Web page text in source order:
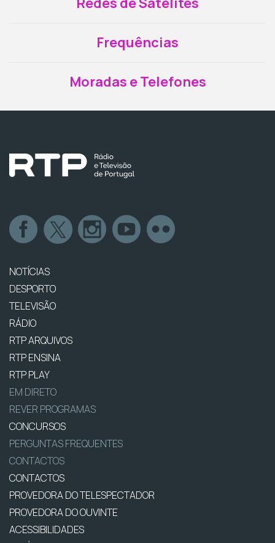
Frequências
Moradas e Telefones
NOTÍCIAS
DESPORTO
TELEVISÃO
RÁDIO
RTP ARQUIVOS
RTP ENSINA
RTP PLAY
EM DIRETO
REVER PROGRAMAS
CONCURSOS
PERGUNTAS FREQUENTES
CONTACTOS
CONTACTOS
PROVEDORA DO TELESPECTADOR
PROVEDORA DO OUVINTE
ACESSIBILIDADES